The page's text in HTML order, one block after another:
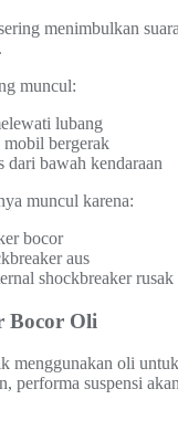
menimbulkan
muncul:
lubang
bergerak
dari bawah kendaraan
muncul karena:
bocor
aus
shockbreaker rusak
Bocor Oli
menggunakan oli
performa suspensi